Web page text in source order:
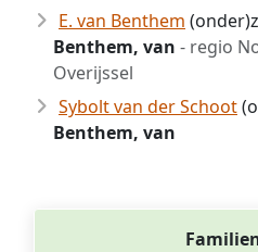
E. van Benthem
Benthem, van - regio
Overijssel
Sybolt van der Schoot
Benthem, van